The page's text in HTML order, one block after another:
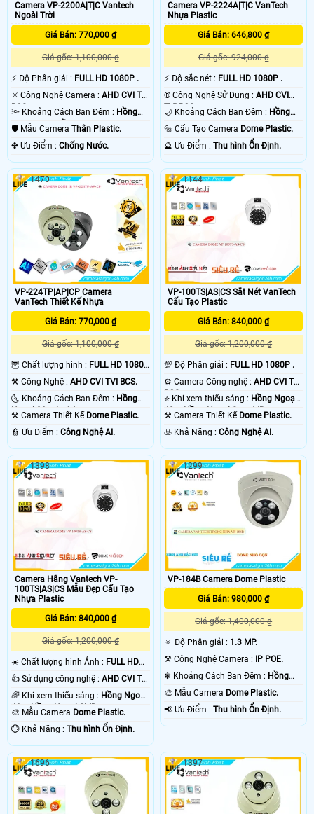
Camera VP-2200A|T|C Vantech
Ngoài Trời
Giá Bán: 770,000 ₫
Giá gốc: 1,100,000 ₫
️⚡ Độ Phân giải : FULL HD 1080P .
✳️ Công Nghệ Camera : AHD CVI TVI
BCS.
🔦 Khoảng Cách Ban Đêm : Hồng
Ngoại 40m Hồng Ngoại Smart IR.
🛡 Mẫu Camera Thân Plastic.
️✤ Ưu Điểm : Chống Nước.
Camera VP-2224A|T|C VanTech
Nhựa Plastic
Giá Bán: 646,800 ₫
Giá gốc: 924,000 ₫
️⚡ Độ sắc nét : FULL HD 1080P .
®️ Công Nghệ Sử Dụng :AHD CVI
TVI BCS.
🌙 Khoảng Cách Ban Đêm : Hồng
Ngoại 30m Led Array.
🔩 Cấu Tạo Camera Dome Plastic.
️🔮 Ưu Điểm :Thu hình Ổn Định.
VP-224TP|AP|CP Camera
VanTech Thiết Kế Nhựa
Giá Bán: 770,000 ₫
Giá gốc: 1,100,000 ₫
🦉 Chất lượng hình : FULL HD 1080P
.
⚒ Công Nghệ : AHD CVI TVI BCS.
🌜 Khoảng Cách Ban Đêm : Hồng
Ngoại 30m Led Array.
⚒ Camera Thiết Kế Dome Plastic.
️👮 Ưu Điểm : Công Nghệ AI.
1470
VP-100TS|AS|CS Sắt Nét VanTech
Cấu Tạo Plastic
Giá Bán: 840,000 ₫
Giá gốc: 1,200,000 ₫
💯 Độ Phân giải : FULL HD 1080P .
⚙ Camera Công nghệ :AHD CVI TVI
BCS.
⭐ Khi xem thiếu sáng : Hồng Ngoại
40m Hồng Ngoại Smart IR.
⚒ Camera Thiết Kế Dome Plastic.
️☣️ Khả Năng :Công Nghệ AI.
1144
Camera Hãng Vantech VP-
100TS|AS|CS Mẫu Đẹp Cấu Tạo
Nhựa Plastic
Giá Bán: 840,000 ₫
Giá gốc: 1,200,000 ₫
☀️ Chất lượng hình Ảnh : FULL HD
1080P .
👍 Sử dụng công nghệ : AHD CVI TVI
BCS.
🌈 Khi xem thiếu sáng : Hồng Ngoại
40m Hồng Ngoại SMD.
🎨 Mẫu Camera Dome Plastic.
️💮 Khả Năng : Thu hình Ổn Định.
1398
VP-184B Camera Dome Plastic
Giá Bán: 980,000 ₫
Giá gốc: 1,400,000 ₫
🔅 Độ Phân giải : 1.3 MP.
⚒ Công Nghệ Camera : IP POE.
❃ Khoảng Cách Ban Đêm : Hồng
Ngoại 40m Led Array.
🎨 Mẫu Camera Dome Plastic.
️📢 Ưu Điểm :Thu hình Ổn Định.
1299
1696 1397